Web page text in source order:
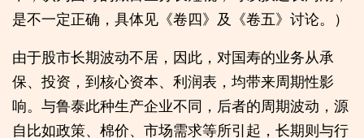
是不一定正确，具体见《卷四》及《卷五》讨论。）
由于股市长期波动不居，因此，对国寿的业务从承
保、投资，到核心资本、利润表，均带来周期性影
响。与鲁泰此种生产企业不同，后者的周期波动，源
自比如政策、棉价、市场需求等所引起，长期则与行